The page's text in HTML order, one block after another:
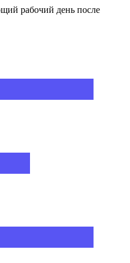
рабочий день после